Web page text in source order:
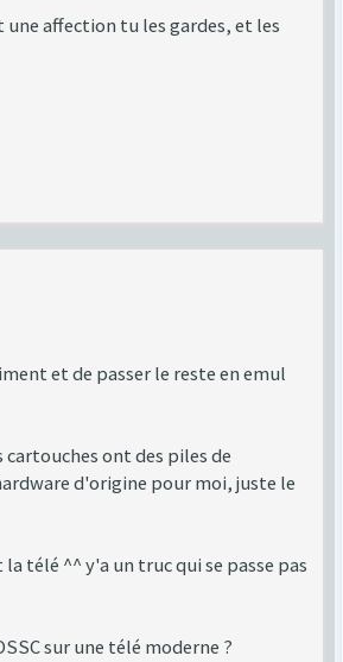
affection tu les gardes, et les
et de passer le reste en emul
ont des piles de
d'origine pour moi, juste le
télé ^^ y'a un truc qui se passe pas
sur une télé moderne ?